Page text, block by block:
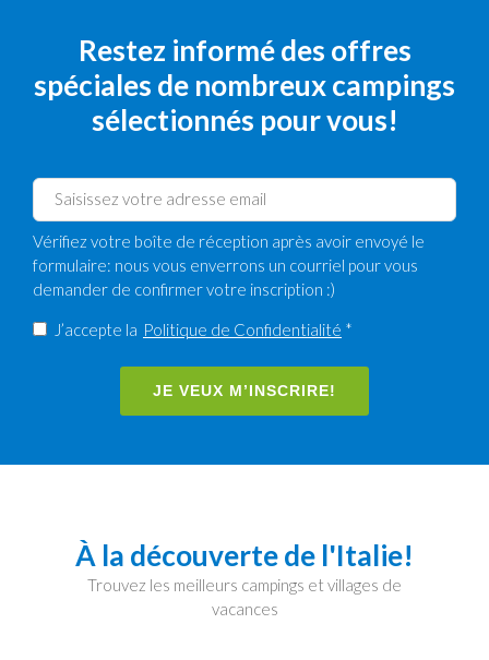
Restez informé des offres
spéciales de nombreux campings
sélectionnés pour vous!
Vérifiez votre boîte de réception après avoir envoyé le
formulaire: nous vous enverrons un courriel pour vous
demander de confirmer votre inscription :)
J’accepte la Politique de Confidentialité *
JE VEUX M’INSCRIRE!
À la découverte de l'Italie!
Trouvez les meilleurs campings et villages de
vacances